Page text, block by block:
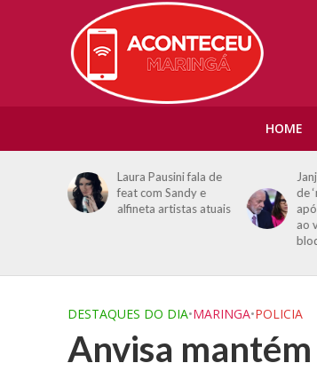
HOME
Janja chama Discord
de ‘rede horrorosa’
após caso de suicídio
PF
DESTAQUES DO DIA•MARINGA•POLICIA
Anvisa